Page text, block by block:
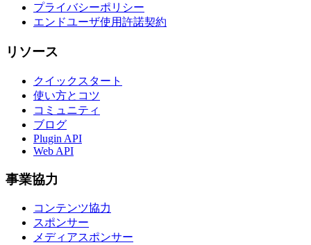
プライバシーポリシー
エンドユーザ使用許諾契約
リソース
クイックスタート
使い方とコツ
コミュニティ
ブログ
Plugin API
Web API
事業協力
コンテンツ協力
スポンサー
メディアスポンサー